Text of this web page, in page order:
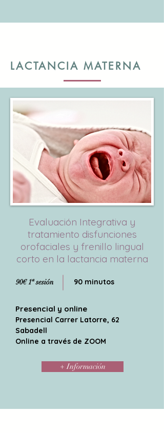
LACTANCIA MATERNA
Evaluación Integrativa y
tratamiento disfunciones
orofaciales y frenillo lingual
corto en la lactancia materna
90€ 1ª sesión 90 minutos
Presencial y online
Presencial Carrer Latorre, 62
Sabadell
Online a través de ZOOM
+ Información